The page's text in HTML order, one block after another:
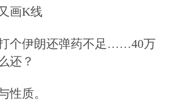
底。鲍威尔日前宣布，
期结束后留任美联储理
日，美国国会参议院以
画K线
个伊朗还弹药不足……40万
还？
性质。